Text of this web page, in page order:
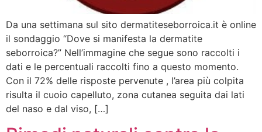
Da una settimana sul sito dermatiteseborroica.it è online
il sondaggio “Dove si manifesta la dermatite
seborroica?” Nell’immagine che segue sono raccolti i
dati e le percentuali raccolti fino a questo momento.
Con il 72% delle risposte pervenute , l’area più colpita
risulta il cuoio capelluto, zona cutanea seguita dai lati
del naso e dal viso, […]